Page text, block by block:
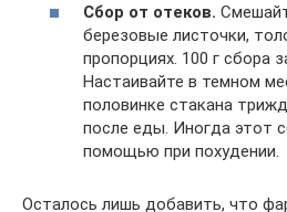
Сбор от отеков.
березовые листочки,
пропорциях. 100 г сбора
Настаивайте в темном
половинке стакана
после еды. Иногда этот
помощью при похудении.
Осталось лишь добавить, что